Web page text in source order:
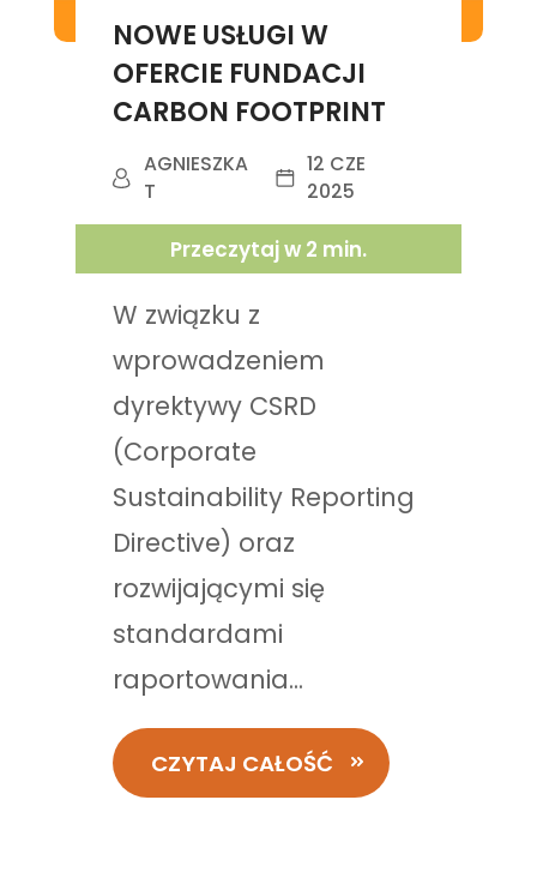
NOWE USŁUGI W
OFERCIE FUNDACJI
CARBON FOOTPRINT
AGNIESZKA
T
12 CZE
2025
Przeczytaj w 2 min.
W związku z
wprowadzeniem
dyrektywy CSRD
(Corporate
Sustainability Reporting
Directive) oraz
rozwijającymi się
standardami
raportowania...
CZYTAJ CAŁOŚĆ